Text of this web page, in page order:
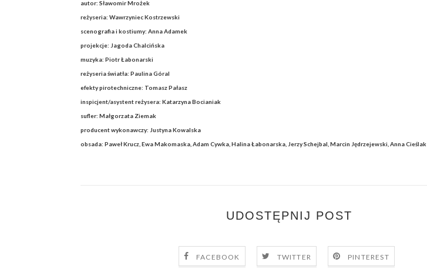
autor: Sławomir Mrożek
reżyseria: Wawrzyniec Kostrzewski
scenografia i kostiumy: Anna Adamek
projekcje: Jagoda Chalcińska
muzyka: Piotr Łabonarski
reżyseria światła: Paulina Góral
efekty pirotechniczne: Tomasz Pałasz
inspicjent/asystent reżysera: Katarzyna Bocianiak
sufler: Małgorzata Ziemak
producent wykonawczy: Justyna Kowalska
obsada: Paweł Krucz, Ewa Makomaska, Adam Cywka, Halina Łabonarska, Jerzy Schejbal, Marcin Jędrzejewski, Anna Cieślak
UDOSTĘPNIJ POST
FACEBOOK TWITTER PINTEREST